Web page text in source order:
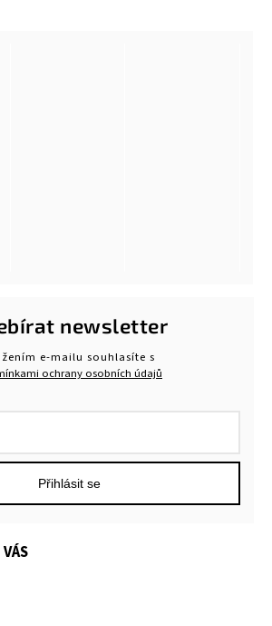
newsletter
e-mailu souhlasíte s
ochrany osobních údajů
Přihlásit se